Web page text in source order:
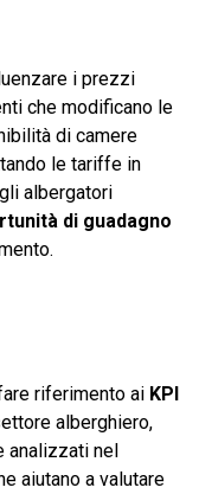
i prezzi
che modificano le
di camere
le tariffe in
albergatori
di guadagno
riferimento ai KPI
alberghiero,
nel
aiutano a valutare